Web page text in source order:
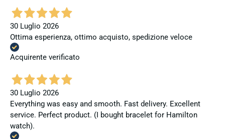
30 Luglio 2026
Ottima esperienza, ottimo acquisto, spedizione veloce
Acquirente verificato
30 Luglio 2026
Everything was easy and smooth. Fast delivery. Excellent
service. Perfect product. (I bought bracelet for Hamilton
watch).